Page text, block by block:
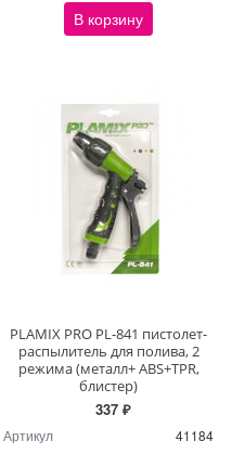
В корзину
PLAMIX PRO PL-841 пистолет-
распылитель для полива, 2
режима (металл+ ABS+TPR,
блистер)
337 ₽
Артикул 41184